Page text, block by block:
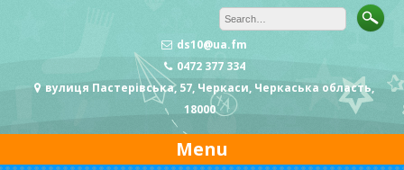
ds10@ua.fm
0472 377 334
вулиця Пастерівська, 57, Черкаси, Черкаська область,
18000
Menu